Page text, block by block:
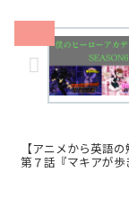
【アニメから英語
第７話『マキアが歩